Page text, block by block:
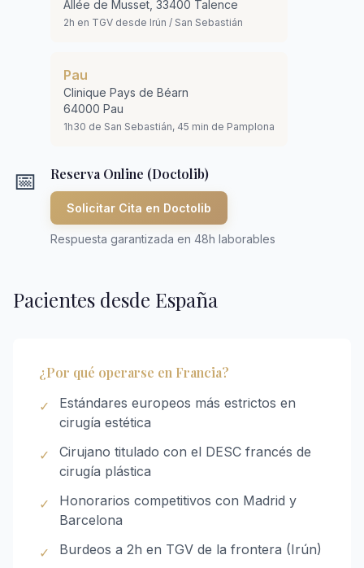
Allée de Musset, 33400 Talence
2h en TGV desde Irún / San Sebastián
Pau
Clinique Pays de Béarn
64000 Pau
1h30 de San Sebastián, 45 min de Pamplona
📅 Reserva Online (Doctolib)
Solicitar Cita en Doctolib
Respuesta garantizada en 48h laborables
Pacientes desde España
¿Por qué operarse en Francia?
✓
Estándares europeos más estrictos en
cirugía estética
✓
Cirujano titulado con el DESC francés de
cirugía plástica
✓
Honorarios competitivos con Madrid y
Barcelona
✓
Burdeos a 2h en TGV de la frontera (Irún)